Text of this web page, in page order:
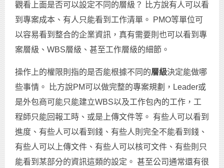
觀看上面是否可以設定不同的層級？ 比方說有人可以看
到專案成本、有人只能看到工作清單。 PMO等單位可
以容易看到整合的企業資訊，真有需要則也可以看到專
案層級、WBS層級、甚至工作層級的細節。
操作上的權限則指的是否能根據不同的層級決定能做哪
些事情。 比方說PM可以做完整的專案規劃，Leader或
是外包商可能只能建立WBS以及工作包內的工作，工
程師只能回報工時、或是上傳文件等。 有些人可以看到
進度、有些人可以看到錢、有些人則完全不能看到錢、
有些人可以上傳文件、有些人可以核可文件、有些則只
能看到某部分的資訊這類的設定。 甚至公司通常還有很